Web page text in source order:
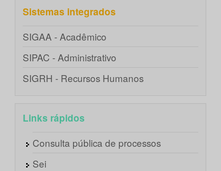
Sistemas integrados
SIGAA - Acadêmico
SIPAC - Administrativo
SIGRH - Recursos Humanos
Links rápidos
Consulta pública de processos
Sei